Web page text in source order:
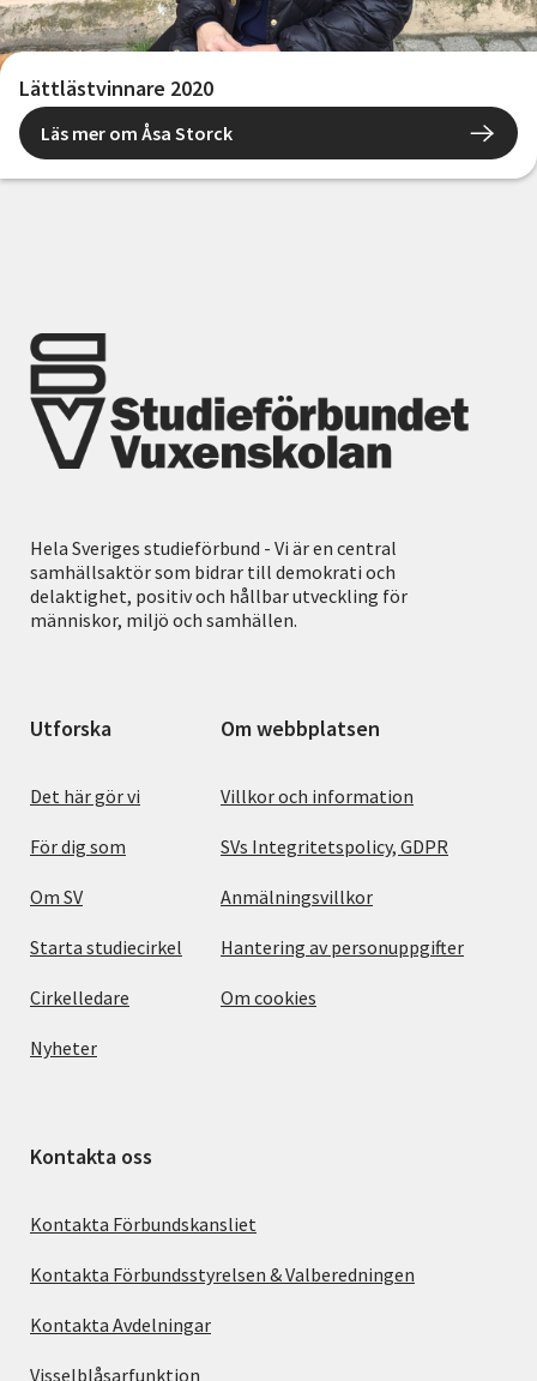
Lättlästvinnare 2020
Läs mer om Åsa Storck
Hela Sveriges studieförbund - Vi är en central
samhällsaktör som bidrar till demokrati och
delaktighet, positiv och hållbar utveckling för
människor, miljö och samhällen.
Utforska
Det här gör vi
För dig som
Om SV
Starta studiecirkel
Cirkelledare
Nyheter
Om webbplatsen
Villkor och information
SVs Integritetspolicy, GDPR
Anmälningsvillkor
Hantering av personuppgifter
Om cookies
Kontakta oss
Kontakta Förbundskansliet
Kontakta Förbundsstyrelsen & Valberedningen
Kontakta Avdelningar
Visselblåsarfunktion